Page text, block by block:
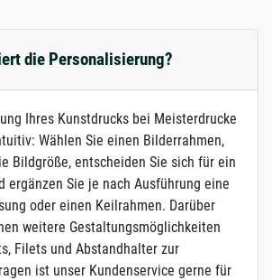
die Personalisierung?
Ihres Kunstdrucks bei Meisterdrucke
Wählen Sie einen Bilderrahmen,
Bildgröße, entscheiden Sie sich für ein
ergänzen Sie je nach Ausführung eine
oder einen Keilrahmen. Darüber
weitere Gestaltungsmöglichkeiten
Filets und Abstandhalter zur
ist unser Kundenservice gerne für